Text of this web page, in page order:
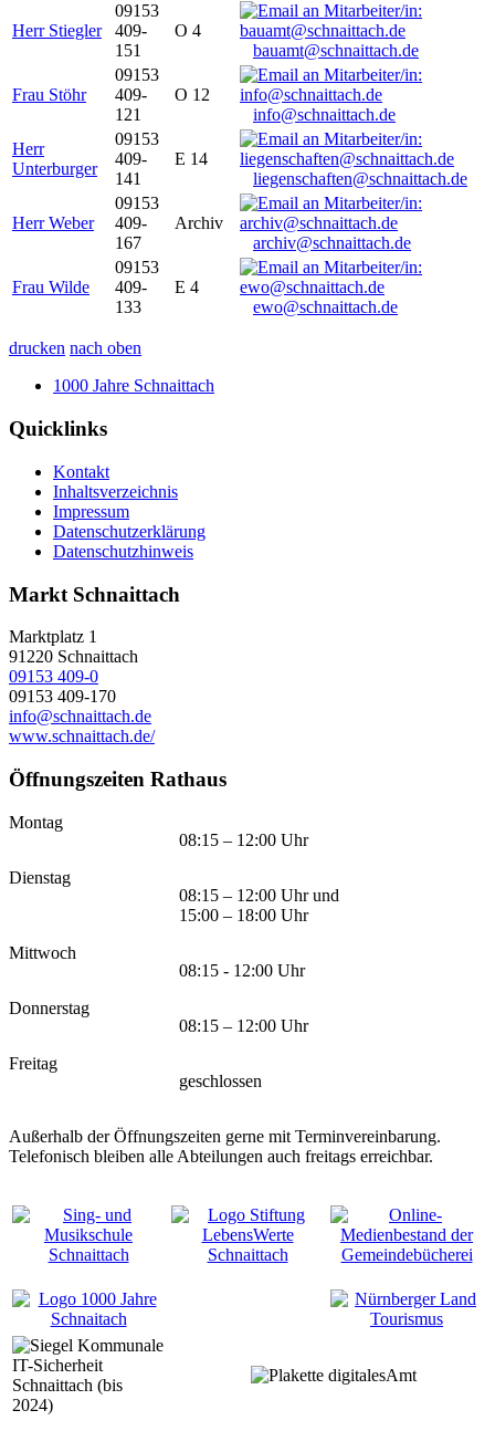
Herr Stiegler
09153
409-
151
O 4
bauamt@schnaittach.de
Frau Stöhr
09153
409-
121
O 12
info@schnaittach.de
Herr
Unterburger
09153
409-
141
E 14
liegenschaften@schnaittach.de
Herr Weber
09153
409-
167
Archiv
archiv@schnaittach.de
Frau Wilde
09153
409-
133
E 4
ewo@schnaittach.de
drucken nach oben
1000 Jahre Schnaittach
Quicklinks
Kontakt
Inhaltsverzeichnis
Impressum
Datenschutzerklärung
Datenschutzhinweis
Markt Schnaittach
Marktplatz 1
91220 Schnaittach
09153 409-0
09153 409-170
info@schnaittach.de
www.schnaittach.de/
Öffnungszeiten Rathaus
Montag
08:15 – 12:00 Uhr
Dienstag
08:15 – 12:00 Uhr und
15:00 – 18:00 Uhr
Mittwoch
08:15 - 12:00 Uhr
Donnerstag
08:15 – 12:00 Uhr
Freitag
geschlossen
Außerhalb der Öffnungszeiten gerne mit Terminvereinbarung.
Telefonisch bleiben alle Abteilungen auch freitags erreichbar.